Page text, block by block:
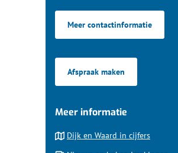
een
Meer contactinformatie
Afspraak maken
Meer informatie
Dijk en Waard in cijfers